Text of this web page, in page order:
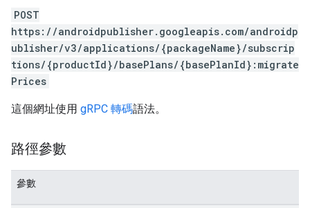
POST
https://androidpublisher.googleapis.com/androidp
ublisher/v3/applications/{packageName}/subscrip
tions/{productId}/basePlans/{basePlanId}:migrate
Prices
這個網址使用 gRPC 轉碼語法。
路徑參數
參數